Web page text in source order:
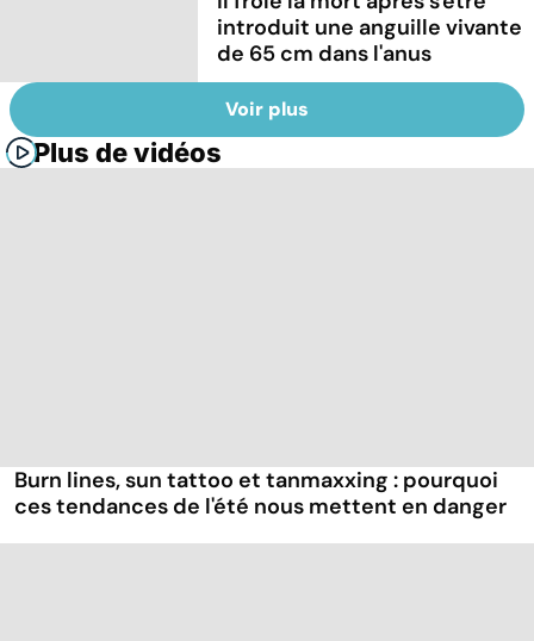
introduit une anguille vivante
de 65 cm dans l'anus
Voir plus
Plus de vidéos
Burn lines, sun tattoo et tanmaxxing : pourquoi
ces tendances de l'été nous mettent en danger